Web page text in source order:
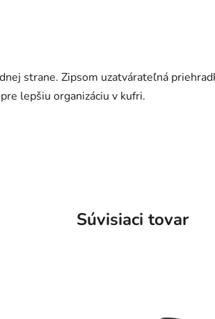
strane. Zipsom uzatvárateľná
lepšiu organizáciu v kufri.
Súvisiaci tovar